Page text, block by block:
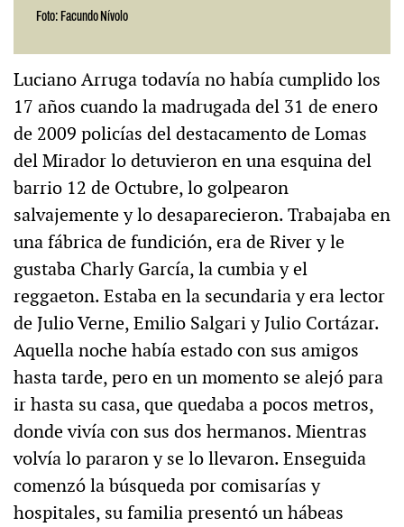
Foto: Facundo Nívolo
Luciano Arruga todavía no había cumplido los
17 años cuando la madrugada del 31 de enero
de 2009 policías del destacamento de Lomas
del Mirador lo detuvieron en una esquina del
barrio 12 de Octubre, lo golpearon
salvajemente y lo desaparecieron. Trabajaba en
una fábrica de fundición, era de River y le
gustaba Charly García, la cumbia y el
reggaeton. Estaba en la secundaria y era lector
de Julio Verne, Emilio Salgari y Julio Cortázar.
Aquella noche había estado con sus amigos
hasta tarde, pero en un momento se alejó para
ir hasta su casa, que quedaba a pocos metros,
donde vivía con sus dos hermanos. Mientras
volvía lo pararon y se lo llevaron. Enseguida
comenzó la búsqueda por comisarías y
hospitales, su familia presentó un hábeas